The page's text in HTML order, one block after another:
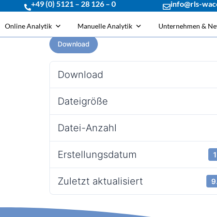
+49 (0) 5121 – 28 126 – 0 info@rls-
Online Analytik Manuelle Analytik Unternehmen &
Download
Download
Dateigröße
Datei-Anzahl
Erstellungsdatum
Zuletzt aktualisiert